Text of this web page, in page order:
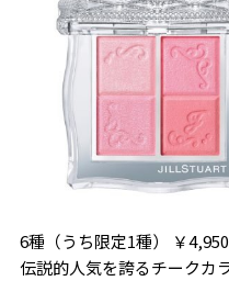
6種（うち限定1種） ￥
伝説的人気を誇るチークカ